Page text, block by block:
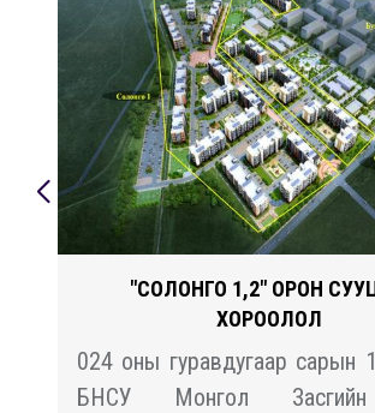
"СОЛОНГО 1,2" ОРОН
ХОРООЛОЛ
024 оны гуравдугаар сарын 1-
БНСУ Монгол